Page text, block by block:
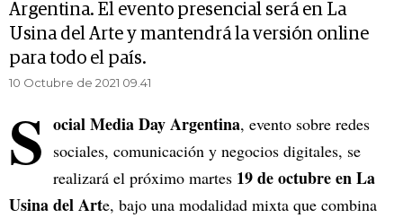
Argentina. El evento presencial será en La
Usina del Arte y mantendrá la versión online
para todo el país.
10 Octubre de 2021 09.41
S ocial Media Day Argentina, evento sobre redes
sociales, comunicación y negocios digitales, se
realizará el próximo martes 19 de octubre en La
Usina del Arte, bajo una modalidad mixta que combina